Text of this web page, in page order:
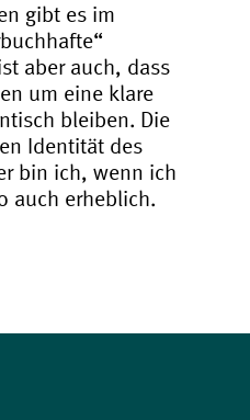
gibt es im
aber auch, dass
um eine klare
bleiben. Die
Identität des
bin ich, wenn ich
auch erheblich.